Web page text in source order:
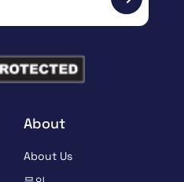
About
About Us